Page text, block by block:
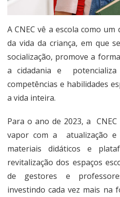
A CNEC vê a escola como
da vida da criança, em que
socialização, promove a
a cidadania e potencializa
competências e habilidades
a vida inteira.
Para o ano de 2023, a
vapor com a atualização e
materiais didáticos e
revitalização dos espaços
de gestores e
investindo cada vez mais na